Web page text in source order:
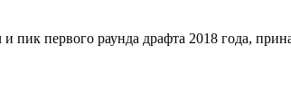
первого раунда драфта 2018 года,